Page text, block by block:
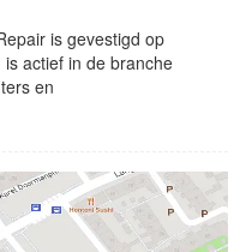
is gevestigd op
actief in de branche
en